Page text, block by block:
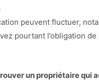
peuvent fluctuer,
pourtant l’obligation
un propriétaire qui